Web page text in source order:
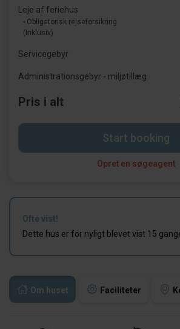
Om huset Faciliteter
Leje af feriehus
- Obligatorisk rejseforsikring
(Inklusiv)
Servicegebyr
Administrationsgebyr - miljøtillæg
Pris i alt
Start booking
Opret en søgeagent
Ofte vist!
Dette hus er for nyligt blevet vist 15